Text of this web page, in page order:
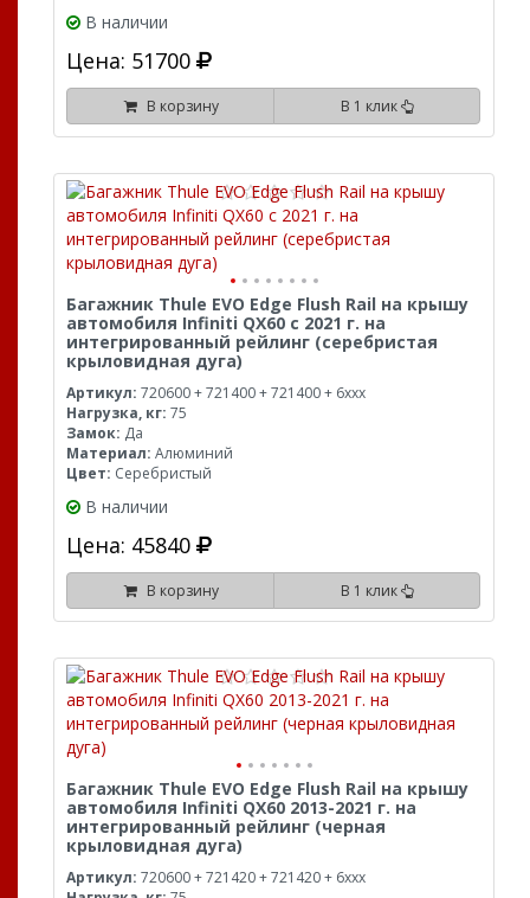
В наличии
Цена: 51700
В корзину В 1 клик
Багажник Thule EVO Edge Flush Rail на крышу
автомобиля Infiniti QX60 с 2021 г. на
интегрированный рейлинг (серебристая
крыловидная дуга)
Артикул: 720600 + 721400 + 721400 + 6xxx
Нагрузка, кг: 75
Замок: Да
Материал: Алюминий
Цвет: Серебристый
В наличии
Цена: 45840
В корзину В 1 клик
Багажник Thule EVO Edge Flush Rail на крышу
автомобиля Infiniti QX60 2013-2021 г. на
интегрированный рейлинг (черная
крыловидная дуга)
Артикул: 720600 + 721420 + 721420 + 6xxx